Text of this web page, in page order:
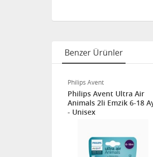
Benzer Ürünler
Philips Avent
Philips Avent Ultra Air
Animals 2li Emzik 6-18
- Unisex